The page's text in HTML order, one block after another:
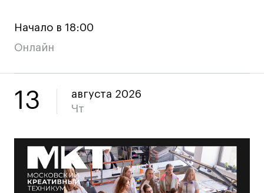
Карьера
Живые проекты
Конкурсы
Летние стажировки
Проекты студентов
Начало в 18:00
Онлайн
13
августа 2026
Чт